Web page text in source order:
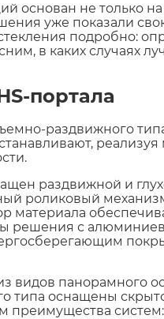
основан не только
уже показали
подробно:
в каких случаях
портала
раздвижного
раздвижной и
роликовый
материала
решения с
видов панорамного
типа оснащены
преимущества систем: